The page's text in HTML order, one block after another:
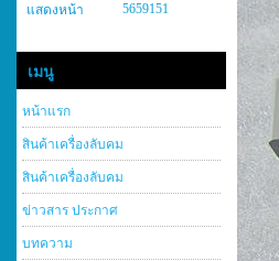
แสดงหน้า
5659151
เมนู
หน้าแรก
สินค้าเครื่องลับคม
สินค้าเครื่องลับคม
ข่าวสาร ประกาศ
บทความ